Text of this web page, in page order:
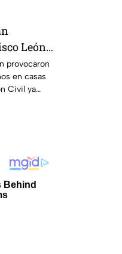
León,
provocaron
en casas
Civil ya